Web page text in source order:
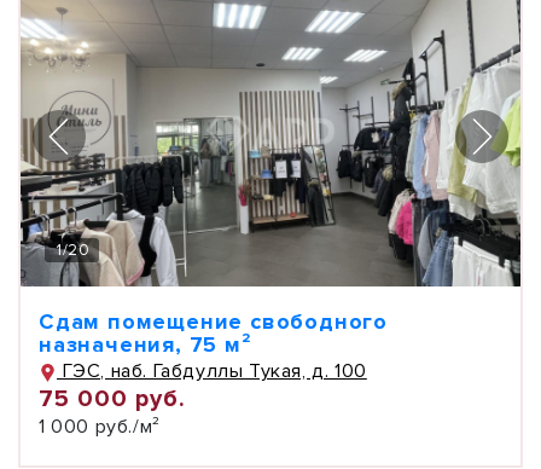
1/20
Сдам помещение свободного
назначения, 75 м²
ГЭС, наб. Габдуллы Тукая, д. 100
75 000 руб.
1 000 руб./м²